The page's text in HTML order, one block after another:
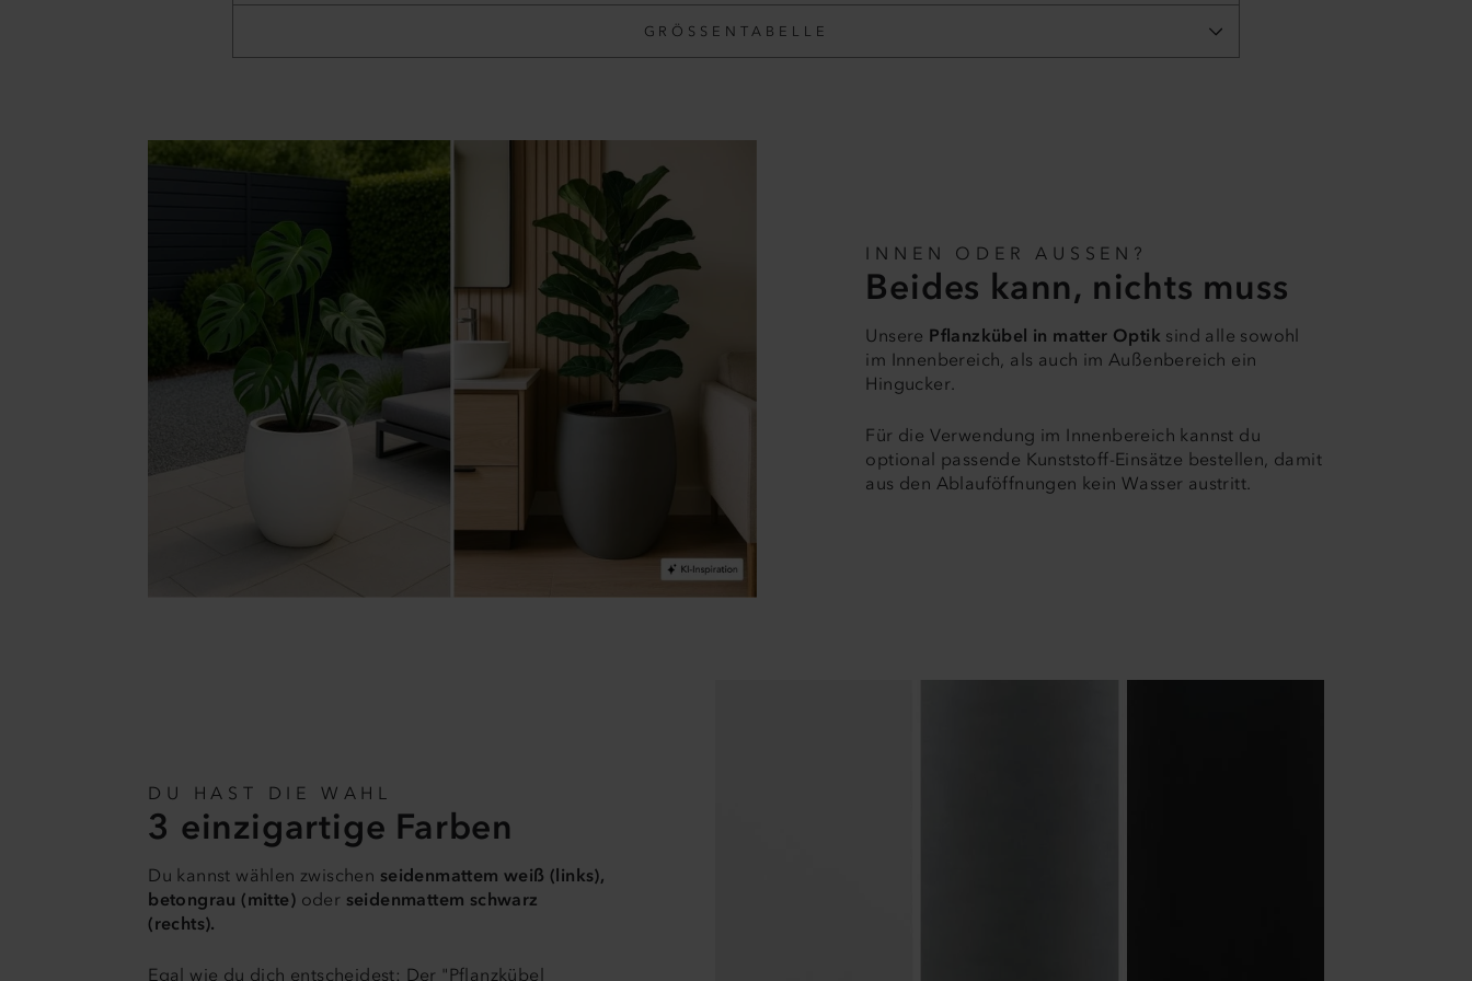
GRÖSSENTABELLE
INNEN ODER AUSSEN?
Beides kann, nichts muss
Unsere Pflanzkübel in matter Optik sind alle sowohl
im Innenbereich, als auch im Außenbereich ein
Hingucker.
Für die Verwendung im Innenbereich kannst du
optional passende Kunststoff-Einsätze bestellen, damit
aus den Ablauföffnungen kein Wasser austritt.
DU HAST DIE WAHL
3 einzigartige Farben
Du kannst wählen zwischen seidenmattem weiß (links),
betongrau (mitte) oder seidenmattem schwarz
(rechts).
Egal wie du dich entscheidest: Der "Pflanzkübel